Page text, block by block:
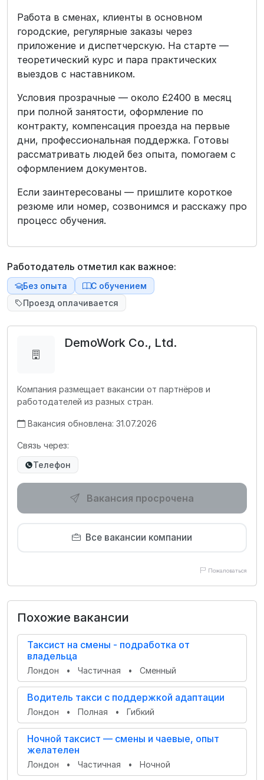
Работа в сменах, клиенты в основном
городские, регулярные заказы через
приложение и диспетчерскую. На старте —
теоретический курс и пара практических
выездов с наставником.
Условия прозрачные — около £2400 в месяц
при полной занятости, оформление по
контракту, компенсация проезда на первые
дни, профессиональная поддержка. Готовы
рассматривать людей без опыта, помогаем с
оформлением документов.
Если заинтересованы — пришлите короткое
резюме или номер, созвонимся и расскажу про
процесс обучения.
Работодатель отметил как важное:
Без опыта
С обучением
Проезд оплачивается
DemoWork Co., Ltd.
Компания размещает вакансии от партнёров и
работодателей из разных стран.
Вакансия обновлена: 31.07.2026
Связь через:
Телефон
Вакансия просрочена
Все вакансии компании
Пожаловаться
Похожие вакансии
Таксист на смены - подработка от
владельца
Лондон • Частичная • Сменный
Водитель такси с поддержкой адаптации
Лондон • Полная • Гибкий
Ночной таксист — смены и чаевые, опыт
желателен
Лондон • Частичная • Ночной